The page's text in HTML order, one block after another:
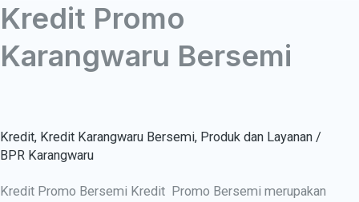
Kredit Promo
Karangwaru Bersemi
Kredit, Kredit Karangwaru Bersemi, Produk dan Layanan /
BPR Karangwaru
Kredit Promo Bersemi Kredit Promo Bersemi merupakan
Kredit
Karangwaru